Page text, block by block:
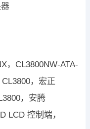
，CL3800NW-ATA-
，宏正
，安腾
LCD 控制端，